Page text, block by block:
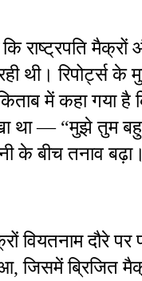
राष्ट्रपति मैक्रों
थी। रिपोर्ट्स के
में कहा गया है
था — “मुझे तुम
के बीच तनाव बढ़ा।
वियतनाम दौरे
जिसमें ब्रिजित